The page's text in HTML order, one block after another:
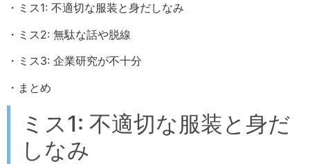
・ミス1: 不適切な服装と身だしなみ
・ミス2: 無駄な話や脱線
・ミス3: 企業研究が不十分
・まとめ
ミス1: 不適切な服装と身だ
しなみ